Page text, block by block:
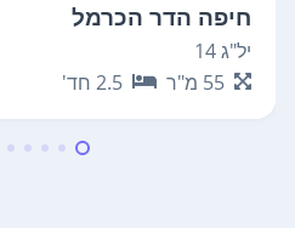
חיפה הדר הכרמל
יל"ג 14
55 מ"ר 2.5 חד'